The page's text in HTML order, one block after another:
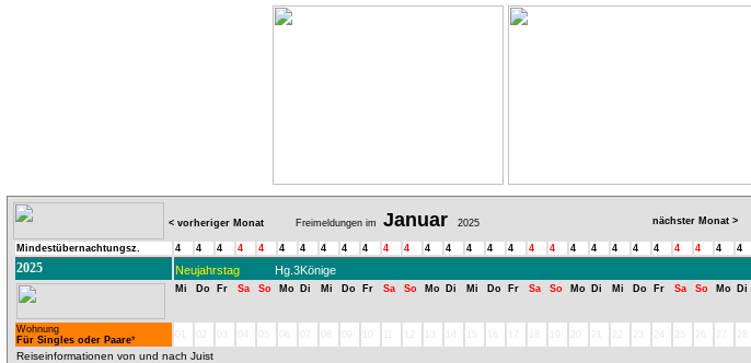
< vorheriger Monat Freimeldungen im Januar 2025 nächster Monat >
Mindestübernachtungsz. 4 4 4 4 4 4 4 4 4 4 4 4 4 4 4 4 4 4 4 4 4 4 4 4 4 4 4 4
2025 Neujahrstag Hg.3Könige
Mi Do Fr Sa So Mo Di Mi Do Fr Sa So Mo Di Mi Do Fr Sa So Mo Di Mi Do Fr Sa So Mo Di
Wohnung
Für Singles oder Paare*
Reiseinformationen von und nach Juist